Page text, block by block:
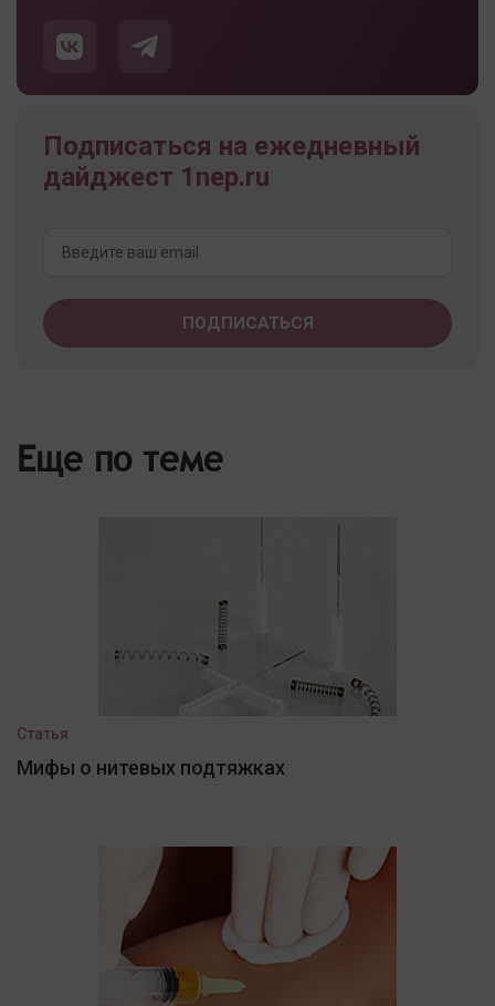
Подписаться на ежедневный
дайджест 1nep.ru
Еще по теме
Статья
Мифы о нитевых подтяжках